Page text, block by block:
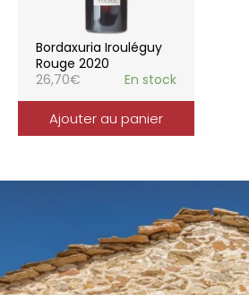
Bordaxuria Irouléguy
Rouge 2020
26,70€ En stock
Ajouter au panier